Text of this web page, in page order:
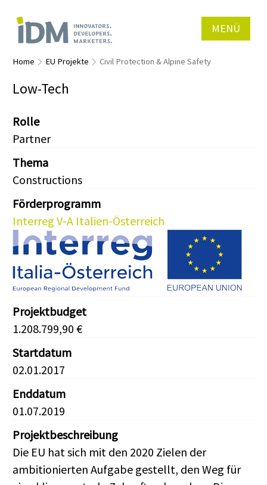
MENÜ
Home EU Projekte Civil Protection & Alpine Safety
Low-Tech
Rolle
Partner
Thema
Constructions
Förderprogramm
Interreg V-A Italien-Österreich
Projektbudget
1.208.799,90 €
Startdatum
02.01.2017
Enddatum
01.07.2019
Projektbeschreibung
Die EU hat sich mit den 2020 Zielen der
ambitionierten Aufgabe gestellt, den Weg für